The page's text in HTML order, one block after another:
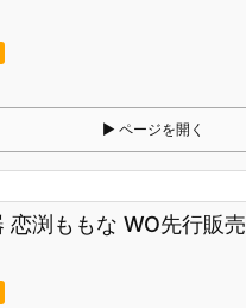
ページを開く
恋渕ももな WO先行販